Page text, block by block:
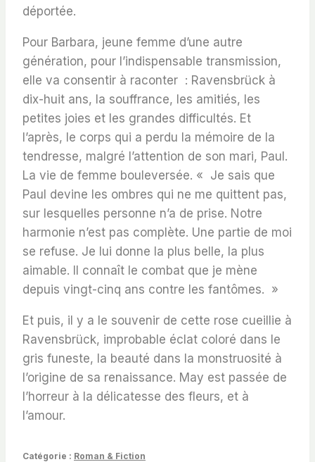
déportée.
Pour Barbara, jeune femme d’une autre
génération, pour l’indispensable transmission,
elle va consentir à raconter : Ravensbrück à
dix-huit ans, la souffrance, les amitiés, les
petites joies et les grandes difficultés. Et
l’après, le corps qui a perdu la mémoire de la
tendresse, malgré l’attention de son mari, Paul.
La vie de femme bouleversée. « Je sais que
Paul devine les ombres qui ne me quittent pas,
sur lesquelles personne n’a de prise. Notre
harmonie n’est pas complète. Une partie de moi
se refuse. Je lui donne la plus belle, la plus
aimable. Il connaît le combat que je mène
depuis vingt-cinq ans contre les fantômes. »
Et puis, il y a le souvenir de cette rose cueillie à
Ravensbrück, improbable éclat coloré dans le
gris funeste, la beauté dans la monstruosité à
l’origine de sa renaissance. May est passée de
l’horreur à la délicatesse des fleurs, et à
l’amour.
Catégorie : Roman & Fiction